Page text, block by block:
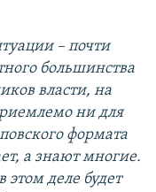
– почти
большинства
власти, на
ни для
формата
а знают многие.
деле будет